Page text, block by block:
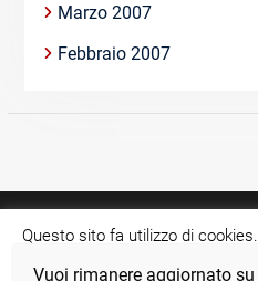
Marzo 2007
Febbraio 2007
Questo sito fa utilizzo di
acconsente all'utilizzo di tale
Vuoi rimanere aggiornato